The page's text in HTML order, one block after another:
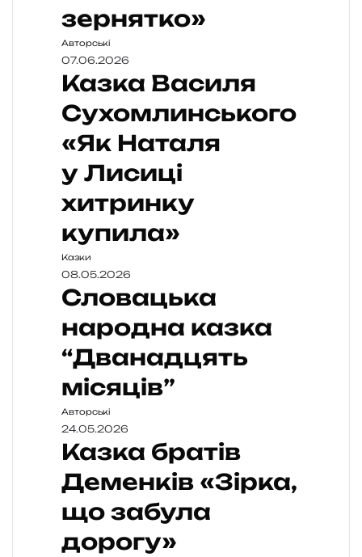
зернятко»
Авторські
07.06.2026
Казка Василя
Сухомлинського
«Як Наталя
у Лисиці
хитринку
купила»
Казки
08.05.2026
Словацька
народна казка
“Дванадцять
місяців”
Авторські
24.05.2026
Казка братів
Деменків «Зірка,
що забула
дорогу»